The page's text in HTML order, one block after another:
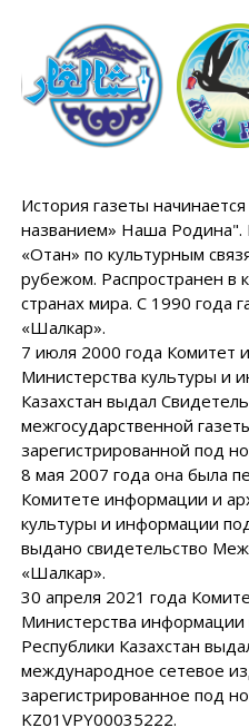
История газеты
названием» Наша
«Отан» по культурным
рубежом. Распространен в
странах мира. С 1990 года
«Шалкар».
7 июля 2000 года Комитет
Министерства культуры и
Казахстан выдал
межгосударственной
зарегистрированной под
8 мая 2007 года она была
Комитете информации и
культуры и информации
выдано свидетельство
«Шалкар».
30 апреля 2021 года
Министерства
Республики Казахстан
международное сетевое
зарегистрированное под
KZ01VPY00035222.